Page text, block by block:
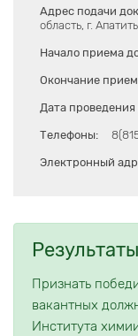
Адрес подачи
область, г.
Начало приема
Окончание
Дата проведения
Телефоны:
Электронный
Признать
вакантных
Института